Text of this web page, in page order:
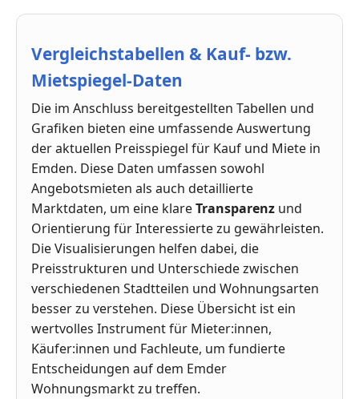
Vergleichstabellen & Kauf- bzw.
Mietspiegel-Daten
Die im Anschluss bereitgestellten Tabellen und
Grafiken bieten eine umfassende Auswertung
der aktuellen Preisspiegel für Kauf und Miete in
Emden. Diese Daten umfassen sowohl
Angebotsmieten als auch detaillierte
Marktdaten, um eine klareTransparenz und
Orientierung für Interessierte zu gewährleisten.
Die Visualisierungen helfen dabei, die
Preisstrukturen und Unterschiede zwischen
verschiedenen Stadtteilen und Wohnungsarten
besser zu verstehen. Diese Übersicht ist ein
wertvolles Instrument für Mieter:innen,
Käufer:innen und Fachleute, um fundierte
Entscheidungen auf dem Emder
Wohnungsmarkt zu treffen.